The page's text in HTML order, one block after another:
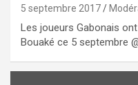
5 septembre 2017
Les joueurs Gabonais
Bouaké ce 5 septembre